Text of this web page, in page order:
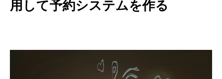
用して予約システムを作る